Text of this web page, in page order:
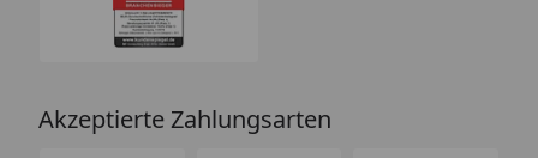
Akzeptierte Zahlungsarten